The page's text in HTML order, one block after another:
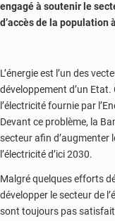
engagé à soutenir le
d’accès de la population
L’énergie est l’un des
développement d’un Etat.
l’électricité fournie par
Devant ce problème, la
secteur afin d’augmenter
l’électricité d’ici 2030.
Malgré quelques efforts
développer le secteur de
sont toujours pas